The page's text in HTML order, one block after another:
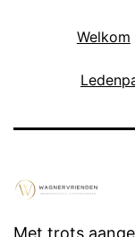
Welkom
Met trots